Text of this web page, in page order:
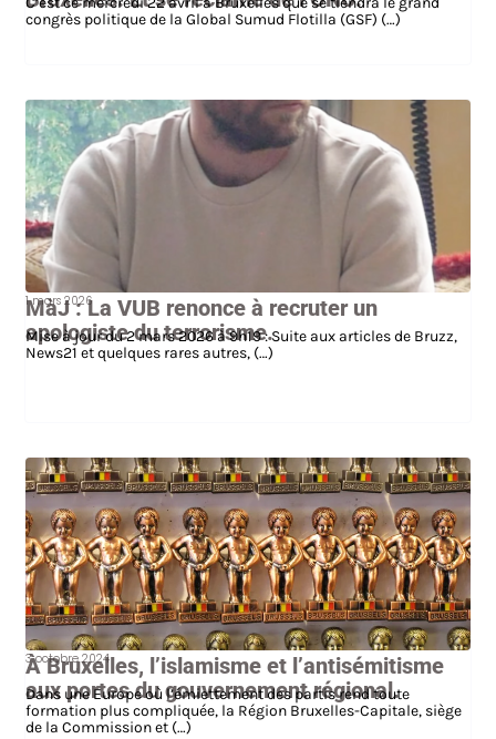
congrès politique de la Global Sumud Flotilla (GSF) (…)
1 mars 2026
MàJ : La VUB renonce à recruter un
apologiste du terrorisme.
Mise à jour du 2 mars 2026 à 9h19 : Suite aux articles de Bruzz,
News21 et quelques rares autres, (…)
3 octobre 2024
À Bruxelles, l’islamisme et l’antisémitisme
aux portes du gouvernement régional.
Dans une Europe où l’émiettement des partis rend toute
formation plus compliquée, la Région Bruxelles-Capitale, siège
de la Commission et (…)